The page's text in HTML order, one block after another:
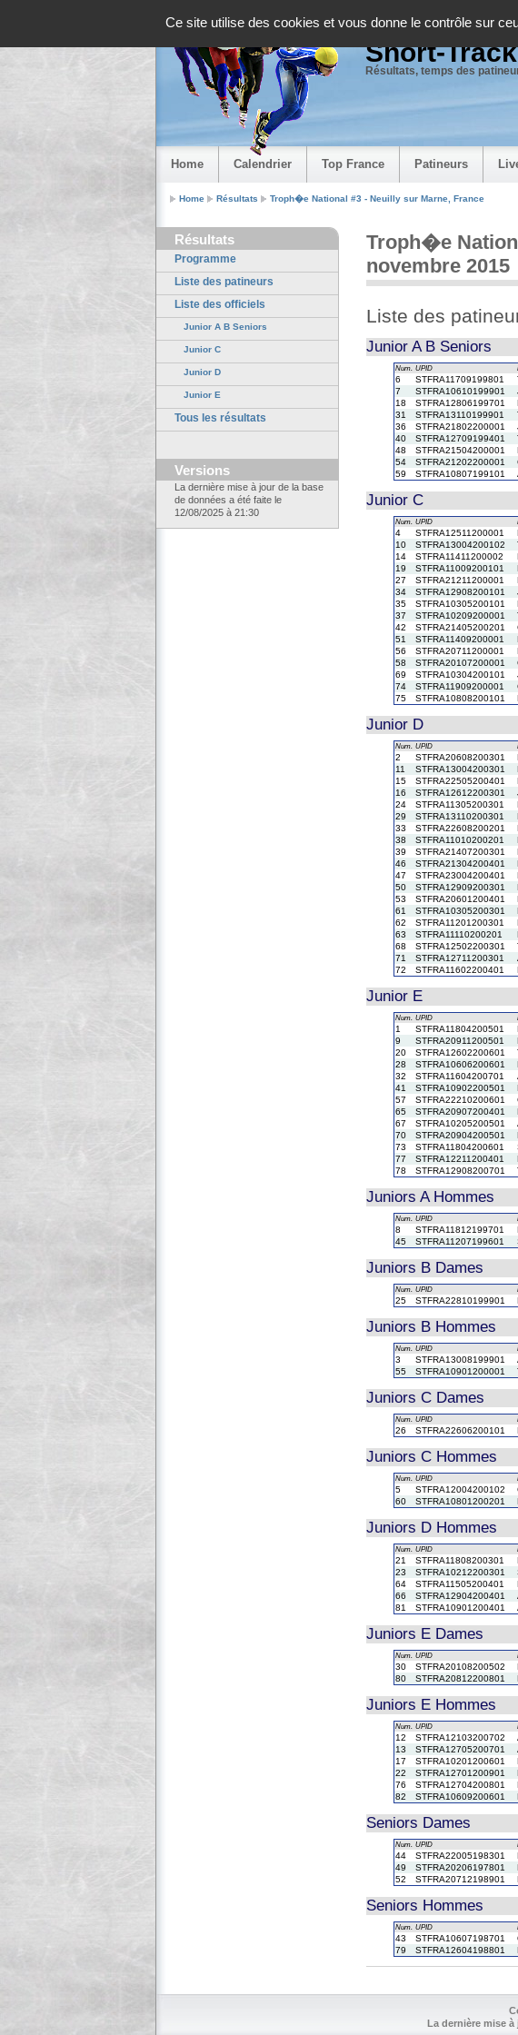
Ce site utilise des cookies et vous donne le contrôle sur
Short-
Résultats, temps des
Home Calendrier Top France Patineurs
Home Résultats Troph�e National #3 - Neuilly sur Marne, France
Résultats
Programme
Liste des patineurs
Liste des officiels
Junior A B Seniors
Junior C
Junior D
Junior E
Tous les résultats
Versions
La dernière mise à jour de la base
de données a été faite le
12/08/2025 à 21:30
Troph�e
novembre 2015
Liste des
Junior A B Seniors
Num. UPID
6 STFRA11709199801
7
STFRA10610199901
18
STFRA12806199701
31
STFRA13110199901
36
STFRA21802200001
40
STFRA12709199401
48
STFRA21504200001
54
STFRA21202200001
59
STFRA10807199101
Junior C
Num. UPID
4 STFRA12511200001
10
STFRA13004200102
14
STFRA11411200002
19
STFRA11009200101
27
STFRA21211200001
34
STFRA12908200101
35
STFRA10305200101
37
STFRA10209200001
42
STFRA21405200201
51
STFRA11409200001
56
STFRA20711200001
58
STFRA20107200001
69
STFRA10304200101
74
STFRA11909200001
75
STFRA10808200101
Junior D
Num. UPID
2 STFRA20608200301
11
STFRA13004200301
15
STFRA22505200401
16
STFRA12612200301
24
STFRA11305200301
29
STFRA13110200301
33
STFRA22608200201
38
STFRA11010200201
39
STFRA21407200301
46
STFRA21304200401
47
STFRA23004200401
50
STFRA12909200301
53
STFRA20601200401
61
STFRA10305200301
62
STFRA11201200301
63
STFRA11110200201
68
STFRA12502200301
71
STFRA12711200301
72
STFRA11602200401
Junior E
Num. UPID
1 STFRA11804200501
9
STFRA20911200501
20
STFRA12602200601
28
STFRA10606200601
32
STFRA11604200701
41
STFRA10902200501
57
STFRA22210200601
65
STFRA20907200401
67
STFRA10205200501
70
STFRA20904200501
73
STFRA11804200601
77
STFRA12211200401
78
STFRA12908200701
Juniors A Hommes
Num. UPID
8 STFRA11812199701
45
STFRA11207199601
Juniors B Dames
Num. UPID
25 STFRA22810199901
Juniors B Hommes
Num. UPID
3 STFRA13008199901
55
STFRA10901200001
Juniors C Dames
Num. UPID
26 STFRA22606200101
Juniors C Hommes
Num. UPID
5 STFRA12004200102
60
STFRA10801200201
Juniors D Hommes
Num. UPID
21 STFRA11808200301
23
STFRA10212200301
64
STFRA11505200401
66
STFRA12904200401
81
STFRA10901200401
Juniors E Dames
Num. UPID
30 STFRA20108200502
80
STFRA20812200801
Juniors E Hommes
Num. UPID
12 STFRA12103200702
13
STFRA12705200701
17
STFRA10201200601
22
STFRA12701200901
76
STFRA12704200801
82
STFRA10609200601
Seniors Dames
Num. UPID
44 STFRA22005198301
49
STFRA20206197801
52
STFRA20712198901
Seniors Hommes
Num. UPID
43 STFRA10607198701
79
STFRA12604198801
La dernière mise